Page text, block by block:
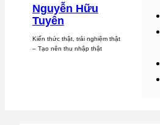
Nguyễn Hữu
Tuyên
Kiến thức thật, trải nghiệm thật
– Tạo nên thu nhập thật